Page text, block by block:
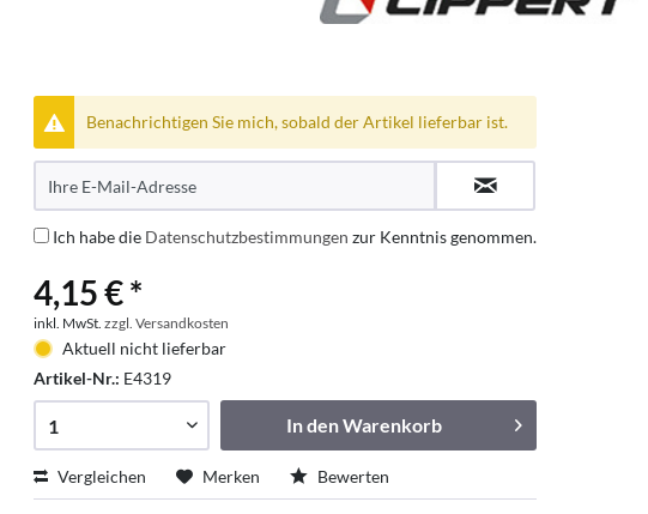
Benachrichtigen Sie mich, sobald der Artikel lieferbar ist.
Ich habe die Datenschutzbestimmungen zur Kenntnis genommen.
4,15 € *
inkl. MwSt.zzgl. Versandkosten
Aktuell nicht lieferbar
Artikel-Nr.: E4319
In denWarenkorb
Vergleichen Merken Bewerten